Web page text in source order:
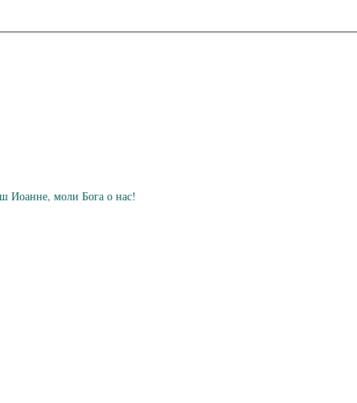
Иоанне, моли Бога о нас!